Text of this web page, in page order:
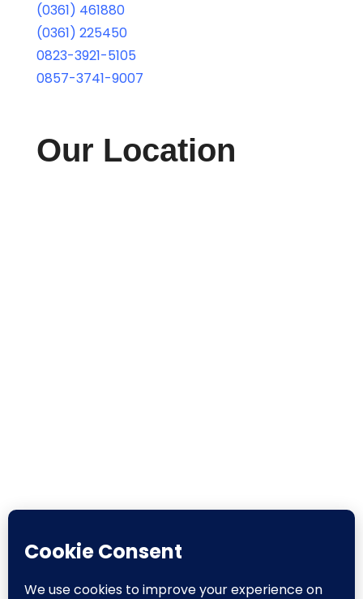
(0361) 461880
(0361) 225450
0823-3921-5105
0857-3741-9007
Our Location